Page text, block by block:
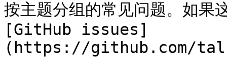
按主题分组的常见问题。如果
[GitHub issues]
(https://github.com/